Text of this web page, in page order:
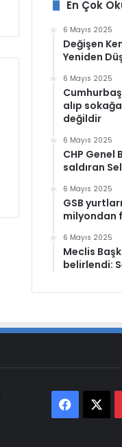
En Çok
6 Mayıs 2025
Değişen
Yeniden
6 Mayıs 2025
alıp
değildir
6 Mayıs 2025
CHP Genel
saldıran
6 Mayıs 2025
GSB
milyondan
6 Mayıs 2025
Meclis
belirlendi: